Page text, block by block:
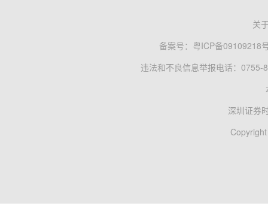
关
备案号： 粤ICP备09109218
违法和不良信息举报电话：0755-
深圳证券